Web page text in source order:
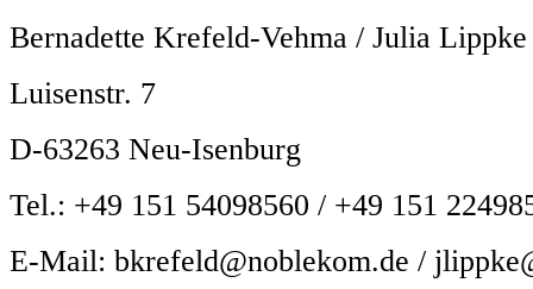
Bernadette Krefeld-Vehma / Julia Lippke
Luisenstr. 7
D-63263 Neu-Isenburg
Tel.: +49 151 54098560 / +49 151
E-Mail: bkrefeld@noblekom.de /